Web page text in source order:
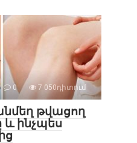
0 7 050դիտում
թվացող
ինչպես